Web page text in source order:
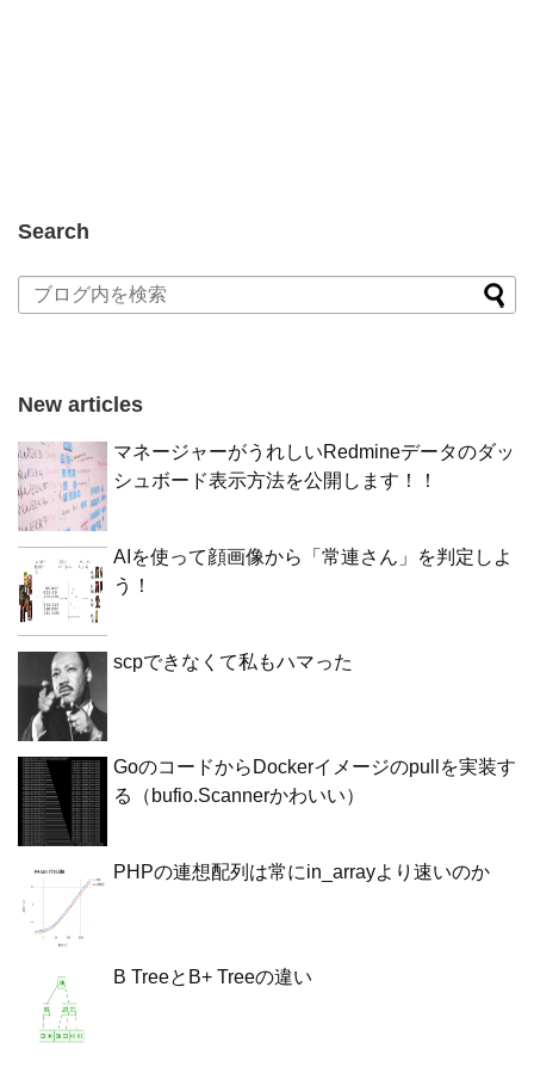
Search
New articles
マネージャーがうれしいRedmineデータのダッ
シュボード表示方法を公開します！！
AIを使って顔画像から「常連さん」を判定しよ
う！
scpできなくて私もハマった
GoのコードからDockerイメージのpullを実装す
る（bufio.Scannerかわいい）
PHPの連想配列は常にin_arrayより速いのか
B TreeとB+ Treeの違い